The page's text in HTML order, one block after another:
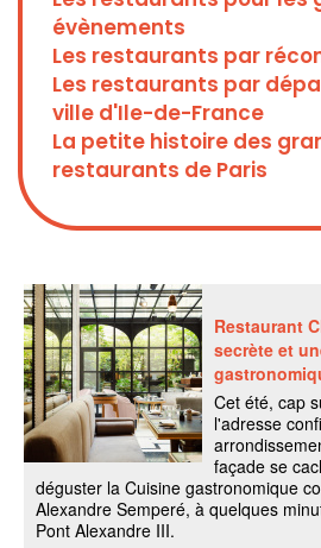
évènements
Les restaurants par
Les restaurants par
ville d'Ile-de-France
La petite histoire des
restaurants de Paris